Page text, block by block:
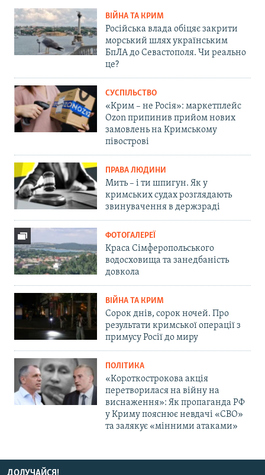
ВІЙНА ТА КРИМ
Російська влада обіцяє закрити
морський шлях українським
БпЛА до Севастополя. Чи реально
це?
СУСПІЛЬСТВО
«Крим – не Росія»: маркетплейс
Ozon припинив прийом нових
замовлень на Кримському
півострові
ПРАВА ЛЮДИНИ
Мить – і ти шпигун. Як у
кримських судах розглядають
звинувачення в держзраді
ФОТОГАЛЕРЕЇ
Краса Сімферопольського
водосховища та занедбаність
довкола
ВІЙНА ТА КРИМ
Сорок днів, сорок ночей. Про
результати кримської операції з
примусу Росії до миру
ПОЛІТИКА
«Короткострокова акція
перетворилася на війну на
виснаження»: Як пропаганда РФ
у Криму пояснює невдачі «СВО»
та залякує «мінними атаками»